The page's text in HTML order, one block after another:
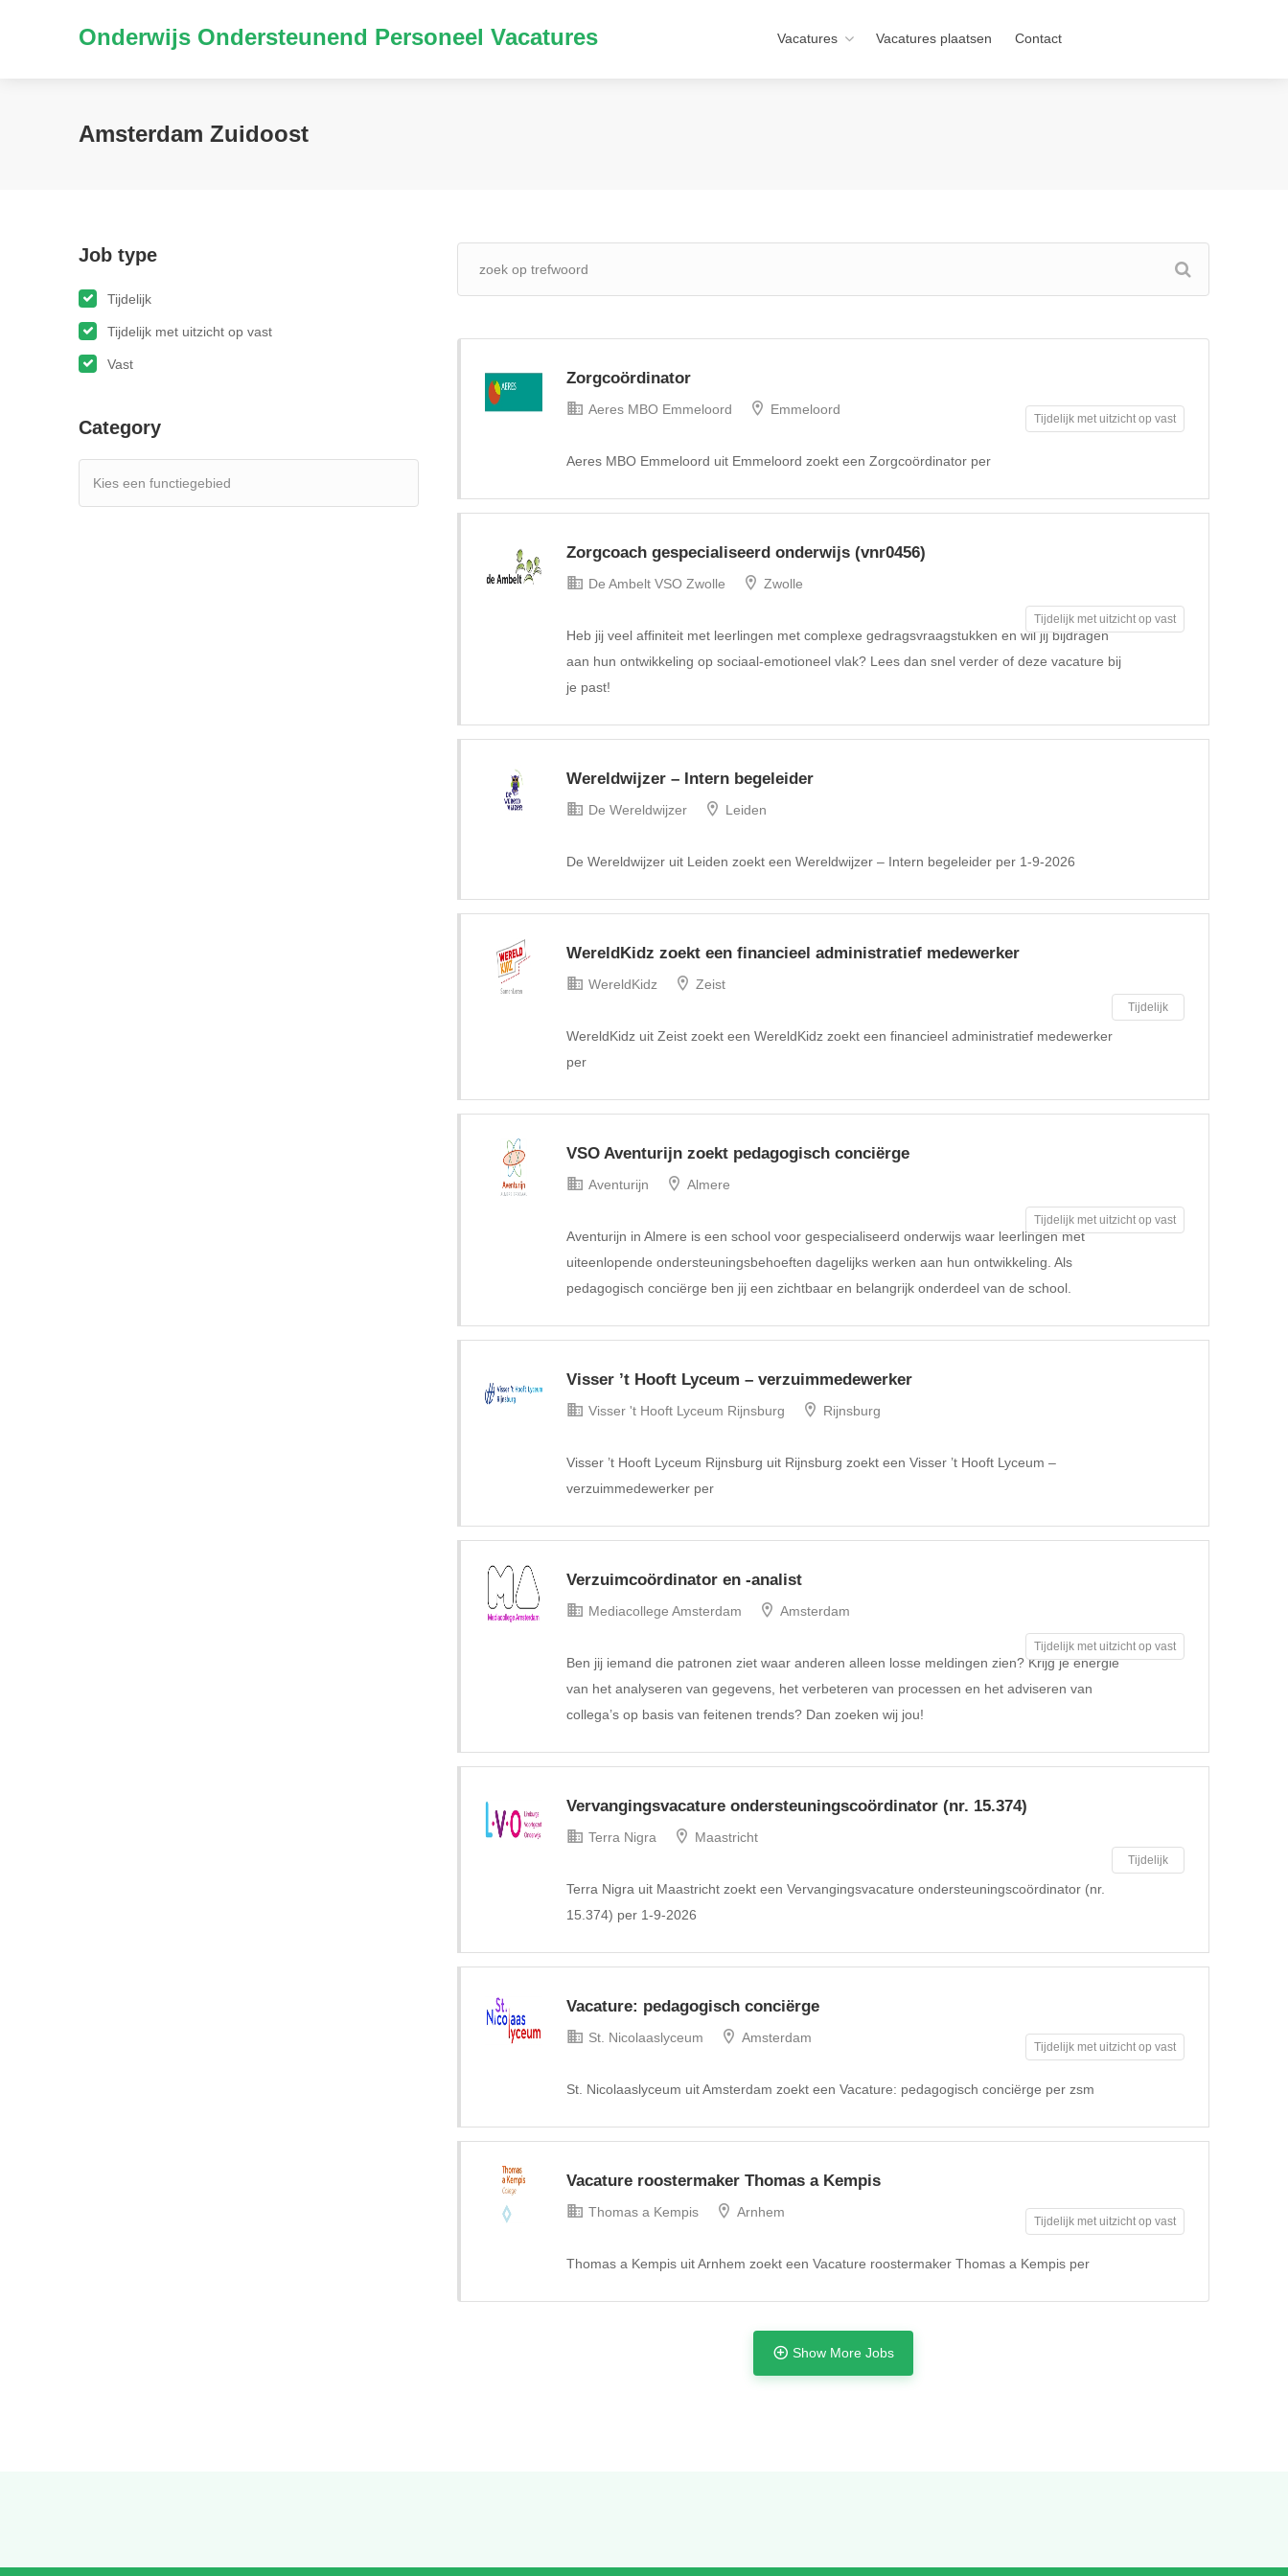
Onderwijs Ondersteunend Personeel Vacatures Vacatures Vacatures plaatsen Contact
Amsterdam Zuidoost
Job type
Tijdelijk
Tijdelijk met uitzicht op vast
Vast
Category
Zorgcoördinator
Tijdelijk met uitzicht op vast
Aeres MBO Emmeloord Emmeloord
Aeres MBO Emmeloord uit Emmeloord zoekt een Zorgcoördinator per
Zorgcoach gespecialiseerd onderwijs (vnr0456)
Tijdelijk met uitzicht op vast
De Ambelt VSO Zwolle Zwolle
Heb jij veel affiniteit met leerlingen met complexe gedragsvraagstukken en wil jij bijdragen
aan hun ontwikkeling op sociaal-emotioneel vlak? Lees dan snel verder of deze vacature bij
je past!
Wereldwijzer – Intern begeleider
De Wereldwijzer Leiden
De Wereldwijzer uit Leiden zoekt een Wereldwijzer – Intern begeleider per 1-9-2026
WereldKidz zoekt een financieel administratief medewerker
Tijdelijk
WereldKidz Zeist
WereldKidz uit Zeist zoekt een WereldKidz zoekt een financieel administratief medewerker
per
VSO Aventurijn zoekt pedagogisch conciërge
Tijdelijk met uitzicht op vast
Aventurijn Almere
Aventurijn in Almere is een school voor gespecialiseerd onderwijs waar leerlingen met
uiteenlopende ondersteuningsbehoeften dagelijks werken aan hun ontwikkeling. Als
pedagogisch conciërge ben jij een zichtbaar en belangrijk onderdeel van de school.
Visser ’t Hooft Lyceum – verzuimmedewerker
Visser 't Hooft Lyceum Rijnsburg Rijnsburg
Visser ’t Hooft Lyceum Rijnsburg uit Rijnsburg zoekt een Visser ’t Hooft Lyceum –
verzuimmedewerker per
Verzuimcoördinator en -analist
Tijdelijk met uitzicht op vast
Mediacollege Amsterdam Amsterdam
Ben jij iemand die patronen ziet waar anderen alleen losse meldingen zien? Krijg je energie
van het analyseren van gegevens, het verbeteren van processen en het adviseren van
collega’s op basis van feitenen trends? Dan zoeken wij jou!
Vervangingsvacature ondersteuningscoördinator (nr. 15.374)
Tijdelijk
Terra Nigra Maastricht
Terra Nigra uit Maastricht zoekt een Vervangingsvacature ondersteuningscoördinator (nr.
15.374) per 1-9-2026
Vacature: pedagogisch conciërge
Tijdelijk met uitzicht op vast
St. Nicolaaslyceum Amsterdam
St. Nicolaaslyceum uit Amsterdam zoekt een Vacature: pedagogisch conciërge per zsm
Vacature roostermaker Thomas a Kempis
Tijdelijk met uitzicht op vast
Thomas a Kempis Arnhem
Thomas a Kempis uit Arnhem zoekt een Vacature roostermaker Thomas a Kempis per
Show More Jobs